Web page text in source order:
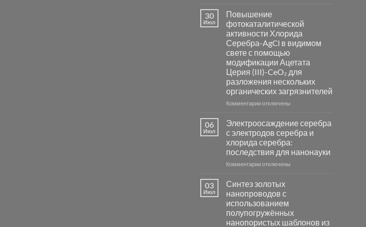
синтез
катализаторов
и
сенсоров
на
основе
металлов
платиновой
группы
30
Июл
Повышение
фотокаталитической
активности Хлорида
Серебра-AgCl в видимом
свете с помощью
модификации Ацетата
Церия (III)-CeO₂ для
разложения нескольких
органических загрязнителей
Комментариик
фотокаталитической
активности
Хлорида
Серебра-
AgCl
свете
с
помощью
модификации
Ацетата
отключены
06
Июл
Электроосаждение серебра
с электродов серебра и
хлорида серебра:
последствия для нанонауки
Комментариик
серебра
с
электродов
серебра
и
отключены
03
Июл
Синтез золотых
нанопроводов с
использованием
полупогружённых
нанопористых шаблонов из